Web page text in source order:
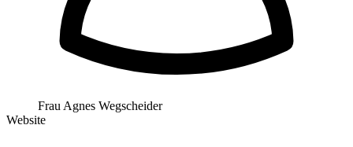
Frau Agnes Wegscheider
Website